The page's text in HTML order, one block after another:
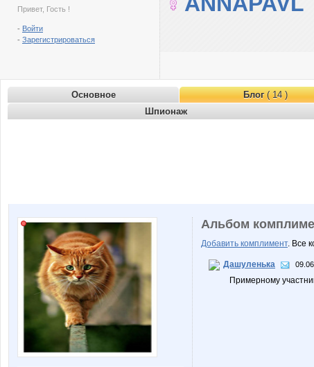
Привет, Гость !
- Войти
- Зарегистрироваться
Основное Блог( 14 )
Шпионаж
Альбом
Добавить комплимент. Все
Дашуленька
Примерному